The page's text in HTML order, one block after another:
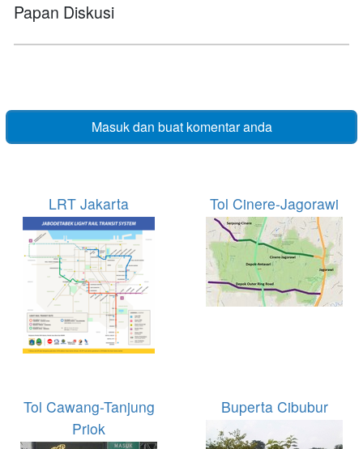
Papan Diskusi
Masuk dan buat komentar anda
LRT Jakarta Tol Cinere-Jagorawi
Tol Cawang-Tanjung
Priok
Buperta Cibubur